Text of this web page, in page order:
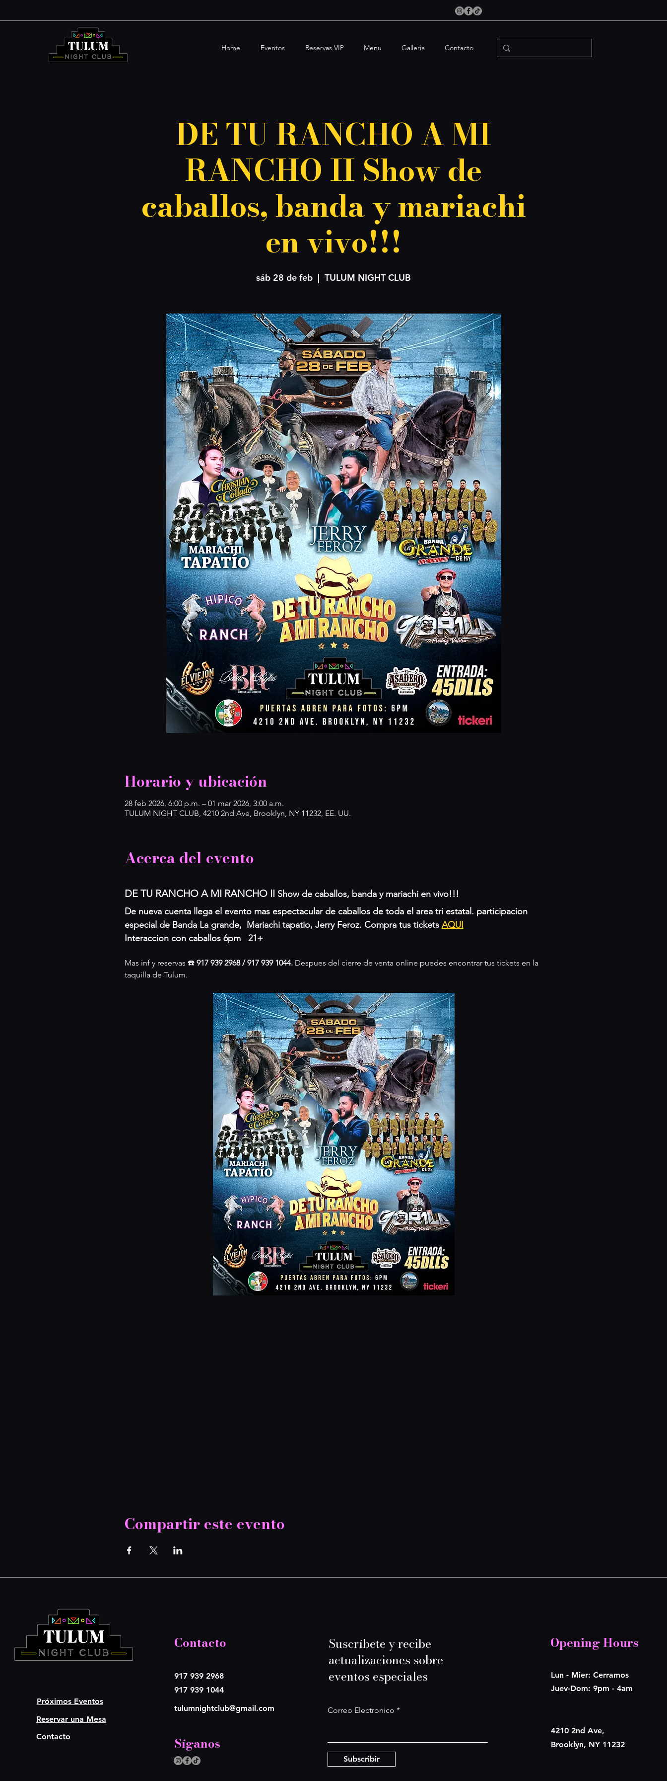
Home Eventos Reservas VIP Menu Galleria Contacto
DE TU RANCHO A MI
RANCHO II Show de
caballos, banda y mariachi
en vivo!!!
sáb 28 de feb
  |
TULUM NIGHT CLUB
Horario y ubicación
28 feb 2026, 6:00 p.m. – 01 mar 2026, 3:00 a.m.
TULUM NIGHT CLUB, 4210 2nd Ave, Brooklyn, NY 11232, EE. UU.
Acerca del evento
DE TU RANCHO A MI RANCHO II Show de caballos, banda y mariachi en vivo!!!
De nueva cuenta llega el evento mas espectacular de caballos de toda el area tri estatal. participacion
especial de Banda La grande,  Mariachi tapatio, Jerry Feroz. Compra tus tickets AQUI
Interaccion con caballos 6pm   21+
Mas inf y reservas ☎️ 917 939 2968 / 917 939 1044. Despues del cierre de venta online puedes encontrar tus tickets en la
taquilla de Tulum.
Compartir este evento
Próximos Eventos
Reservar una Mesa
Contacto
Contacto
917 939 2968
917 939 1044
tulumnightclub@gmail.com
Síganos
Suscríbete y recibe
actualizaciones sobre
eventos especiales
Correo Electronico
Subscribir
Opening Hours
Lun - Mier: Cerramos
​​Juev-Dom: 9pm - 4am
4210 2nd Ave,
Brooklyn, NY 11232